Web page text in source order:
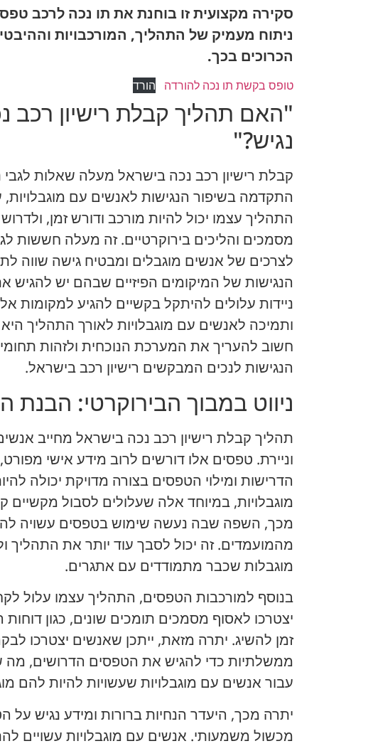
סקירה מקצועית זו בוחנת את תו נכה לרכב
ניתוח מעמיק של התהליך, המורכבויות
הכרוכים בכך.
טופס בקשת תו נכה להורדה הורד
"האם תהליך קבלת רישיון
נגיש?"
קבלת רישיון רכב נכה בישראל מעלה שאלות
התקדמה בשיפור הנגישות לאנשים עם מוגבלויות,
התהליך עצמו יכול להיות מורכב ודורש זמן,
מסמכים והליכים בירוקרטיים. זה מעלה
לצרכים של אנשים מוגבלים ומבטיח גישה שווה
הנגישות של המיקומים הפיזיים שבהם יש
ניידות עלולים להיתקל בקשיים להגיע למקומות
ותמיכה לאנשים עם מוגבלויות לאורך התהליך
חשוב להעריך את המערכת הנוכחית ולזהות
הנגישות לנכים המבקשים רישיון רכב בישראל.
ניווט במבוך הבירוקרטי: הבנת
תהליך קבלת רישיון רכב נכה בישראל מחייב
וניירת. טפסים אלו דורשים לרוב מידע אישי
הדרישות ומילוי הטפסים בצורה מדויקת יכולה
מוגבלויות, במיוחד אלה שעלולים לסבול מקשיים
מכך, השפה שבה נעשה שימוש בטפסים עשויה
מהמועמדים. זה יכול לסבך עוד יותר את התהליך
מוגבלות שכבר מתמודדים עם אתגרים.
בנוסף למורכבות הטפסים, התהליך עצמו עלול
יצטרכו לאסוף מסמכים תומכים שונים, כגון
זמן להשיג. יתרה מזאת, ייתכן שאנשים יצטרכו
ממשלתיות כדי להגיש את הטפסים הדרושים, מה
עבור אנשים עם מוגבלויות שעשויות להיות להם
יתרה מכך, היעדר הנחיות ברורות ומידע נגיש על
מכשול משמעותי. אנשים עם מוגבלויות עשויים